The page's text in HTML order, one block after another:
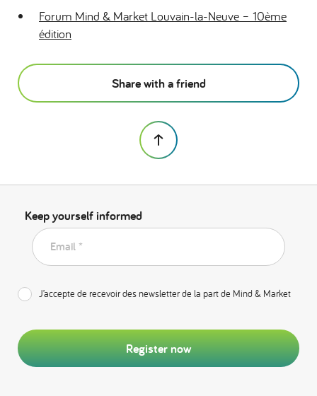
Forum Mind & Market Louvain-la-Neuve – 10ème
édition
Share with a friend
Keep yourself informed
Email *
J’accepte de recevoir des newsletter de la part de Mind & Market
Register now